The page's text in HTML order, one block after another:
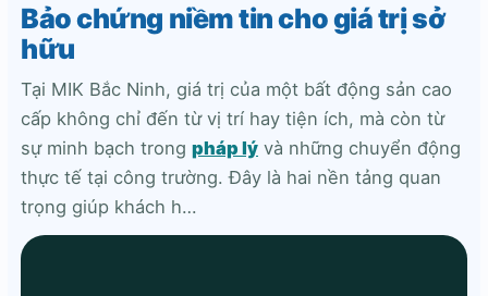
Bảo chứng niềm tin cho giá trị sở
hữu
Tại MIK Bắc Ninh, giá trị của một bất động sản cao
cấp không chỉ đến từ vị trí hay tiện ích, mà còn từ
sự minh bạch trong pháp lý và những chuyển động
thực tế tại công trường. Đây là hai nền tảng quan
trọng giúp khách h…